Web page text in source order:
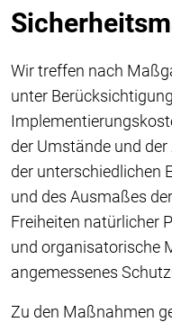
Wir treffen nach
unter
der Umstände und
der unterschiedlichen
und des Ausmaßes
Freiheiten natürlicher
und organisatorische
angemessenes
Zu den Maßnahmen